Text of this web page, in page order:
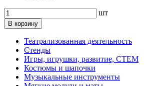
шт
В корзину
Театрализованная деятельность
Стенды
Игры, игрушки, развитие, СТЕМ
Костюмы и шапочки
Музыкальные инструменты